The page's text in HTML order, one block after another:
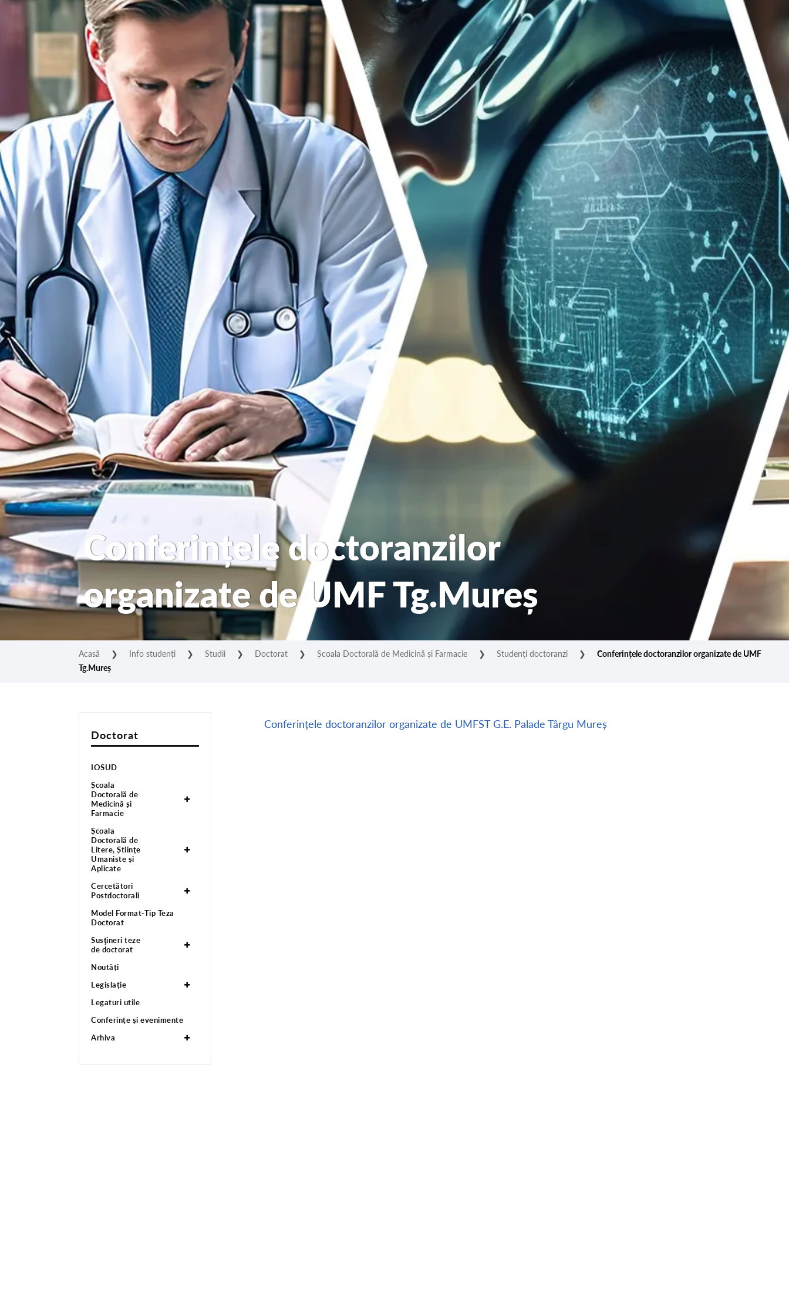
Conferințele doctoranzilor
organizate de UMF Tg.Mureș
Acasă ❯ Info studenți ❯ Studii ❯ Doctorat ❯ Școala Doctorală de Medicină și Farmacie ❯ Studenți doctoranzi ❯
Conferințele doctoranzilor organizate de UMF
Tg.Mureș
Doctorat
IOSUD
Școala
Doctorală de
Medicină și
Farmacie
Școala
Doctorală de
Litere, Științe
Umaniste și
Aplicate
Cercetători
Postdoctorali
Model Format-Tip Teza
Doctorat
Susţineri teze
de doctorat
Noutăți
Legislație
Legaturi utile
Conferințe și evenimente
Arhiva
Conferințele doctoranzilor organizate de UMFST G.E. Palade Târgu Mureș